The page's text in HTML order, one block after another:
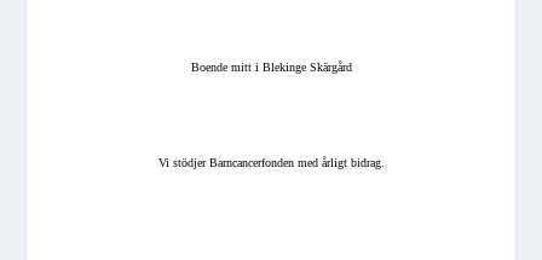
Boende mitt i Blekinge Skärgård
Vi stödjer Barncancerfonden med årligt bidrag.